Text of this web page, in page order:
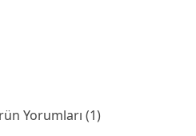
Yorumları (1)